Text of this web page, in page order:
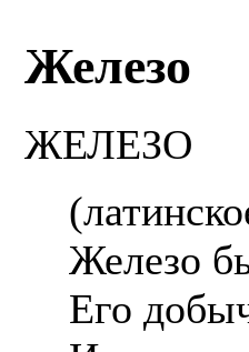
Железо
ЖЕЛЕЗО
Железо
Его